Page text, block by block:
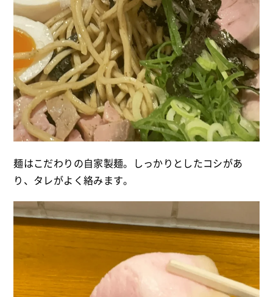
麺はこだわりの自家製麺。しっかりとしたコシがあ
り、タレがよく絡みます。